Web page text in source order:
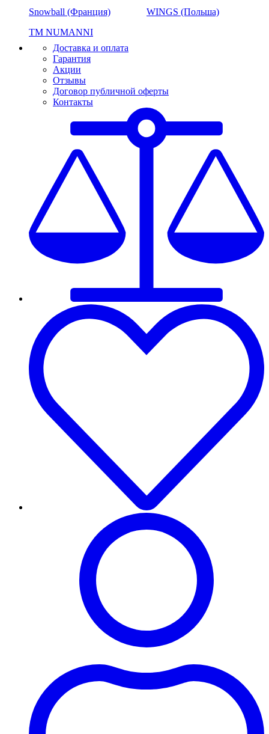
Snowball (Франция)
WINGS (Польша)
ТМ NUMANNI
Доставка и оплата
Гарантия
Акции
Отзывы
Договор публичной оферты
Контакты